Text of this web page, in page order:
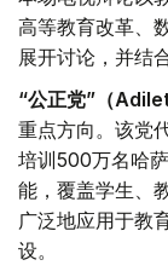
高等教育改革、
展开讨论，并结
“公正党”（Adilet
重点方向。该党
培训500万名哈
能，覆盖学生、
广泛地应用于教
设。